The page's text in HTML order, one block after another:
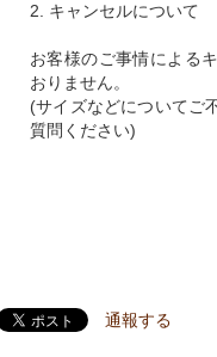
2. キャンセルについて
お客様のご事情による
おりません。
(サイズなどについてご
質問ください)
通報する